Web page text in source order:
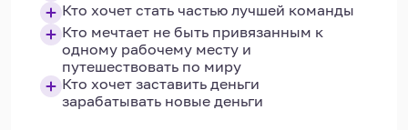
Кто хочет стать частью лучшей команды
Кто мечтает не быть привязанным к
одному рабочему месту и
путешествовать по миру
Кто хочет заставить деньги
зарабатывать новые деньги